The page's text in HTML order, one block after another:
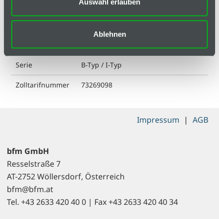
Auswahl erlauben
Ablehnen
nein
Gewicht 41.8 g
Serie B-Typ / I-Typ
Zolltarifnummer 73269098
bfm GmbH
Resselstraße 7
AT-2752 Wöllersdorf, Österreich
bfm@bfm.at
Tel. +43 2633 420 40 0 | Fax +43 2633 420 40 34
Impressum | AGB